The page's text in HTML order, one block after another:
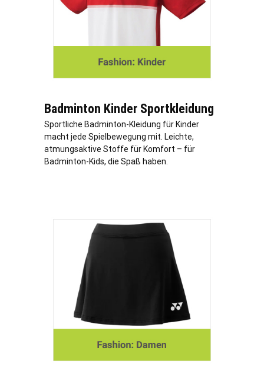
Badminton Kinder Sportkleidung
Sportliche Badminton-Kleidung für Kinder
macht jede Spielbewegung mit. Leichte,
atmungsaktive Stoffe für Komfort – für
Badminton-Kids, die Spaß haben.